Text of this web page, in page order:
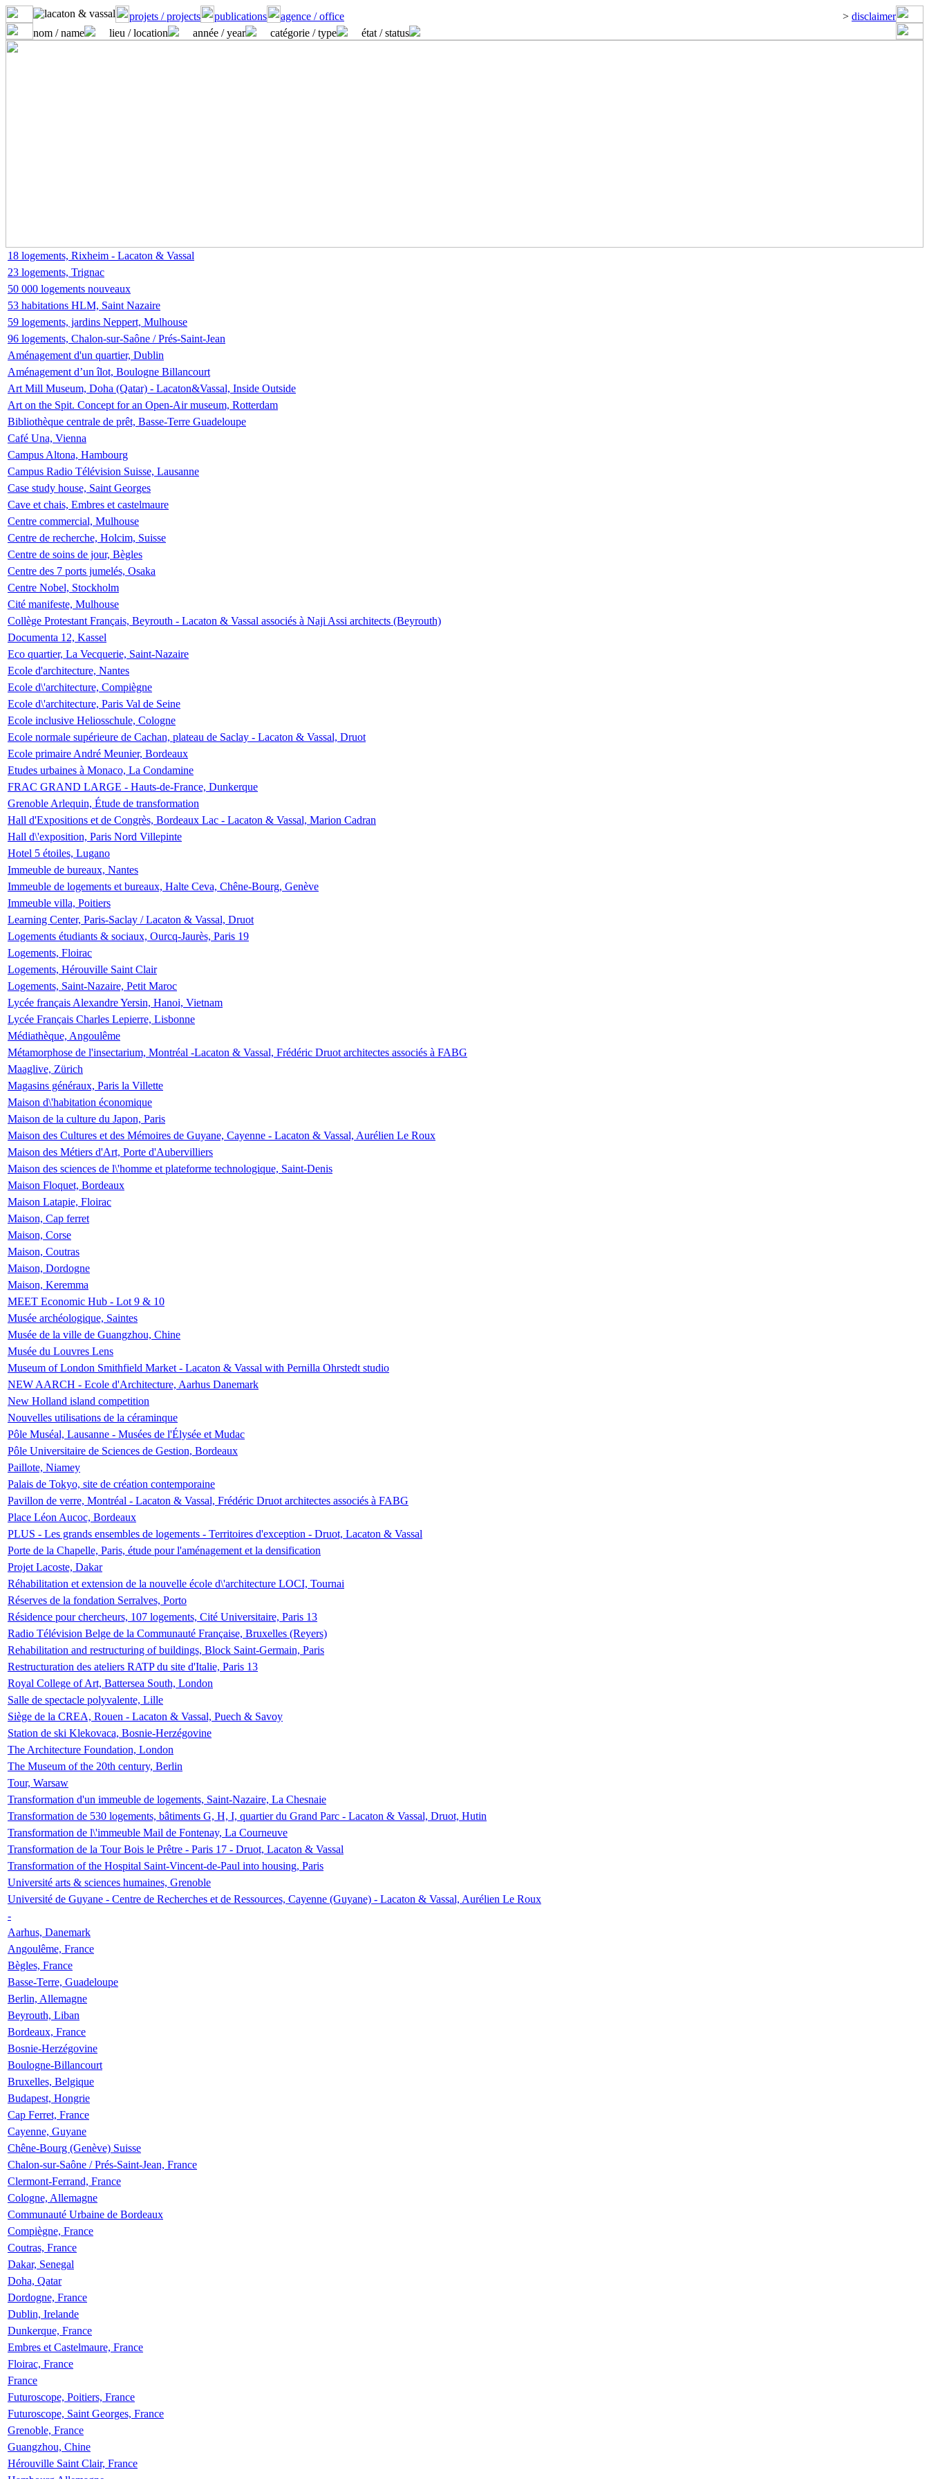
projets / projects publications agence / office > disclaimer
nom / name
lieu / location année / year catégorie / type état / status
18 logements, Rixheim - Lacaton & Vassal
23 logements, Trignac
50 000 logements nouveaux
53 habitations HLM, Saint Nazaire
59 logements, jardins Neppert, Mulhouse
96 logements, Chalon-sur-Saône / Prés-Saint-Jean
Aménagement d'un quartier, Dublin
Aménagement d’un îlot, Boulogne Billancourt
Art Mill Museum, Doha (Qatar) - Lacaton&Vassal, Inside Outside
Art on the Spit. Concept for an Open-Air museum, Rotterdam
Bibliothèque centrale de prêt, Basse-Terre Guadeloupe
Café Una, Vienna
Campus Altona, Hambourg
Campus Radio Télévision Suisse, Lausanne
Case study house, Saint Georges
Cave et chais, Embres et castelmaure
Centre commercial, Mulhouse
Centre de recherche, Holcim, Suisse
Centre de soins de jour, Bègles
Centre des 7 ports jumelés, Osaka
Centre Nobel, Stockholm
Cité manifeste, Mulhouse
Collège Protestant Français, Beyrouth - Lacaton & Vassal associés à Naji Assi architects (Beyrouth)
Documenta 12, Kassel
Eco quartier, La Vecquerie, Saint-Nazaire
Ecole d'architecture, Nantes
Ecole d\'architecture, Compiègne
Ecole d\'architecture, Paris Val de Seine
Ecole inclusive Heliosschule, Cologne
Ecole normale supérieure de Cachan, plateau de Saclay - Lacaton & Vassal, Druot
Ecole primaire André Meunier, Bordeaux
Etudes urbaines à Monaco, La Condamine
FRAC GRAND LARGE - Hauts-de-France, Dunkerque
Grenoble Arlequin, Étude de transformation
Hall d'Expositions et de Congrès, Bordeaux Lac - Lacaton & Vassal, Marion Cadran
Hall d\'exposition, Paris Nord Villepinte
Hotel 5 étoiles, Lugano
Immeuble de bureaux, Nantes
Immeuble de logements et bureaux, Halte Ceva, Chêne-Bourg, Genève
Immeuble villa, Poitiers
Learning Center, Paris-Saclay / Lacaton & Vassal, Druot
Logements étudiants & sociaux, Ourcq-Jaurès, Paris 19
Logements, Floirac
Logements, Hérouville Saint Clair
Logements, Saint-Nazaire, Petit Maroc
Lycée français Alexandre Yersin, Hanoi, Vietnam
Lycée Français Charles Lepierre, Lisbonne
Médiathèque, Angoulême
Métamorphose de l'insectarium, Montréal -Lacaton & Vassal, Frédéric Druot architectes associés à FABG
Maaglive, Zürich
Magasins généraux, Paris la Villette
Maison d\'habitation économique
Maison de la culture du Japon, Paris
Maison des Cultures et des Mémoires de Guyane, Cayenne - Lacaton & Vassal, Aurélien Le Roux
Maison des Métiers d'Art, Porte d'Aubervilliers
Maison des sciences de l\'homme et plateforme technologique, Saint-Denis
Maison Floquet, Bordeaux
Maison Latapie, Floirac
Maison, Cap ferret
Maison, Corse
Maison, Coutras
Maison, Dordogne
Maison, Keremma
MEET Economic Hub - Lot 9 & 10
Musée archéologique, Saintes
Musée de la ville de Guangzhou, Chine
Musée du Louvres Lens
Museum of London Smithfield Market - Lacaton & Vassal with Pernilla Ohrstedt studio
NEW AARCH - Ecole d'Architecture, Aarhus Danemark
New Holland island competition
Nouvelles utilisations de la céraminque
Pôle Muséal, Lausanne - Musées de l'Élysée et Mudac
Pôle Universitaire de Sciences de Gestion, Bordeaux
Paillote, Niamey
Palais de Tokyo, site de création contemporaine
Pavillon de verre, Montréal - Lacaton & Vassal, Frédéric Druot architectes associés à FABG
Place Léon Aucoc, Bordeaux
PLUS - Les grands ensembles de logements - Territoires d'exception - Druot, Lacaton & Vassal
Porte de la Chapelle, Paris, étude pour l'aménagement et la densification
Projet Lacoste, Dakar
Réhabilitation et extension de la nouvelle école d\'architecture LOCI, Tournai
Réserves de la fondation Serralves, Porto
Résidence pour chercheurs, 107 logements, Cité Universitaire, Paris 13
Radio Télévision Belge de la Communauté Française, Bruxelles (Reyers)
Rehabilitation and restructuring of buildings, Block Saint-Germain, Paris
Restructuration des ateliers RATP du site d'Italie, Paris 13
Royal College of Art, Battersea South, London
Salle de spectacle polyvalente, Lille
Siège de la CREA, Rouen - Lacaton & Vassal, Puech & Savoy
Station de ski Klekovaca, Bosnie-Herzégovine
The Architecture Foundation, London
The Museum of the 20th century, Berlin
Tour, Warsaw
Transformation d'un immeuble de logements, Saint-Nazaire, La Chesnaie
Transformation de 530 logements, bâtiments G, H, I, quartier du Grand Parc - Lacaton & Vassal, Druot, Hutin
Transformation de l\'immeuble Mail de Fontenay, La Courneuve
Transformation de la Tour Bois le Prêtre - Paris 17 - Druot, Lacaton & Vassal
Transformation of the Hospital Saint-Vincent-de-Paul into housing, Paris
Université arts & sciences humaines, Grenoble
Université de Guyane - Centre de Recherches et de Ressources, Cayenne (Guyane) - Lacaton & Vassal, Aurélien Le Roux
-
Aarhus, Danemark
Angoulême, France
Bègles, France
Basse-Terre, Guadeloupe
Berlin, Allemagne
Beyrouth, Liban
Bordeaux, France
Bosnie-Herzégovine
Boulogne-Billancourt
Bruxelles, Belgique
Budapest, Hongrie
Cap Ferret, France
Cayenne, Guyane
Chêne-Bourg (Genève) Suisse
Chalon-sur-Saône / Prés-Saint-Jean, France
Clermont-Ferrand, France
Cologne, Allemagne
Communauté Urbaine de Bordeaux
Compiègne, France
Coutras, France
Dakar, Senegal
Doha, Qatar
Dordogne, France
Dublin, Irelande
Dunkerque, France
Embres et Castelmaure, France
Floirac, France
France
Futuroscope, Poitiers, France
Futuroscope, Saint Georges, France
Grenoble, France
Guangzhou, Chine
Hérouville Saint Clair, France